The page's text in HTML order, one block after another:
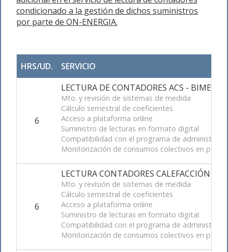
condicionado a la gestión de dichos suministros
por parte de ON-ENERGIA.
HRS/UD. SERVICIO
6
LECTURA DE CONTADORES ACS -
Mto. y revisión de sistemas de medida
Cálculo semestral de coeficientes
Acceso a plataforma online
Suministro de lecturas en formato digital
Compatibilidad con el programa de
Monitorización de consumos colectivos en portal
6
LECTURA CONTADORES CALEFACCIÓN -
Mto. y revisión de sistemas de medida
Cálculo semestral de coeficientes
Acceso a plataforma online
Suministro de lecturas en formato digital
Compatibilidad con el programa de
Monitorización de consumos colectivos en portal